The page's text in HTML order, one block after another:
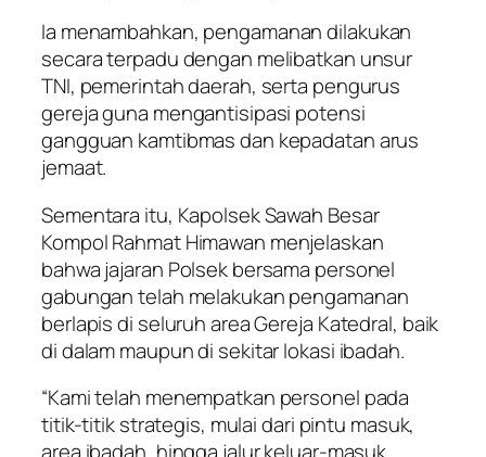
Ia menambahkan, pengamanan dilakukan
secara terpadu dengan melibatkan unsur
TNI, pemerintah daerah, serta pengurus
gereja guna mengantisipasi potensi
gangguan kamtibmas dan kepadatan arus
jemaat.
Sementara itu, Kapolsek Sawah Besar
Kompol Rahmat Himawan menjelaskan
bahwa jajaran Polsek bersama personel
gabungan telah melakukan pengamanan
berlapis di seluruh area Gereja Katedral, baik
di dalam maupun di sekitar lokasi ibadah.
“Kami telah menempatkan personel pada
titik-titik strategis, mulai dari pintu masuk,